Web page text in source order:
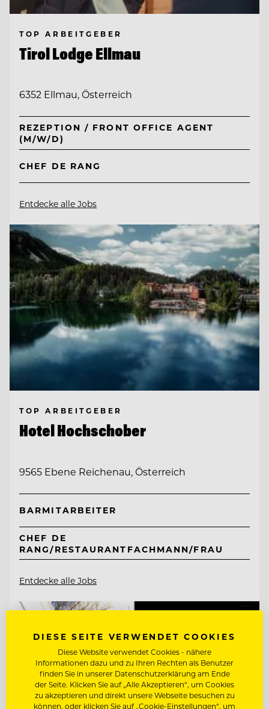
TOP ARBEITGEBER
Tirol Lodge Ellmau
6352 Ellmau, Österreich
REZEPTION / FRONT OFFICE AGENT
(M/W/D)
CHEF DE RANG
Entdecke alle Jobs
TOP ARBEITGEBER
Hotel Hochschober
9565 Ebene Reichenau, Österreich
BARMITARBEITER
CHEF DE
RANG/RESTAURANTFACHMANN/FRAU
Entdecke alle Jobs
DIESE SEITE VERWENDET COOKIES
Diese Website verwendet Cookies - nähere
Informationen dazu und zu Ihren Rechten als Benutzer
finden Sie in unserer Datenschutzerklärung am Ende
der Seite. Klicken Sie auf „Alle Akzeptieren“, um Cookies
zu akzeptieren und direkt unsere Webseite besuchen zu
können, oder klicken Sie auf „Cookie-Einstellungen“, um